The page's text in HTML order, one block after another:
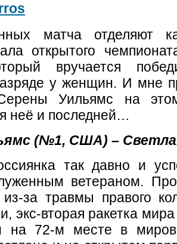
матча отделяют
открытого
вручается
у женщин. И мне
Уильямс на
неё и последней…
(№1, США) –
так давно и
ветераном.
из-за травмы правого
экс-вторая ракетка
на 72-м месте в